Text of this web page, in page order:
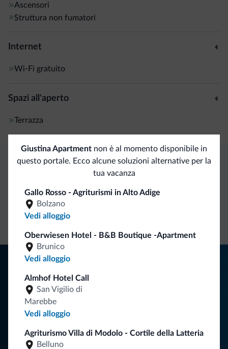
Ascensori
Struttura non fumatori
Internet
Wi-Fi gratuito
Spazi all'aperto
Terrazza
Giustina Apartment non è al momento disponibile in
questo portale. Ecco alcune soluzioni alternative per la
tua vacanza
Gallo Rosso - Agriturismi in Alto Adige
Bolzano
Vedi alloggio
Oberwiesen Hotel - B&B Boutique -Apartment
Brunico
Vedi alloggio
Almhof Hotel Call
San Vigilio di
Marebbe
Vedi alloggio
Agriturismo Villa di Modolo - Cortile della Latteria
Belluno
Vantaggi esclusivi Dolomiti.it
Contatto
diretto
Consigli dalle Dolomiti
Riceverai informazioni, offerte esclusive e news per la tua
vacanza nelle Dolomiti.
ISCRIVITI ALLA NEWSLETTER